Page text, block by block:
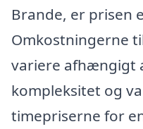
Brande, er prisen
Omkostningerne
variere afhængigt
kompleksitet og
timepriserne for